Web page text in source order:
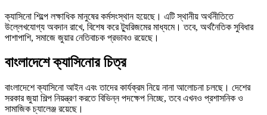
ক্যাসিনো শিল্পে লক্ষাধিক মানুষের কর্মসংস্থান হয়েছে। এটি স্থানীয় অর্থনীতিতে
উল্লেখযোগ্য অবদান রাখে, বিশেষ করে ট্যুরিজমের মাধ্যমে। তবে, অর্থনৈতিক সুবিধার
পাশাপাশি, সমাজে জুয়ার নেতিবাচক প্রভাবও রয়েছে।
বাংলাদেশে ক্যাসিনোর চিত্র
বাংলাদেশে ক্যাসিনো আইন এবং তাদের কার্যক্রম নিয়ে নানা আলোচনা চলছে। দেশের
সরকার জুয়া শিল্প নিয়ন্ত্রণ করতে বিভিন্ন পদক্ষেপ নিচ্ছে, তবে এখনও প্রশাসনিক ও
সামাজিক চ্যালেঞ্জ রয়েছে।